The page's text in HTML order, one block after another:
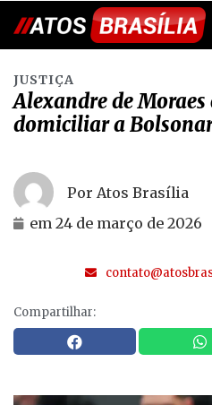
JUSTIÇA
Alexandre de
domiciliar a
Por Atos Brasília
em 24 de março de 2026
Compartilhar: